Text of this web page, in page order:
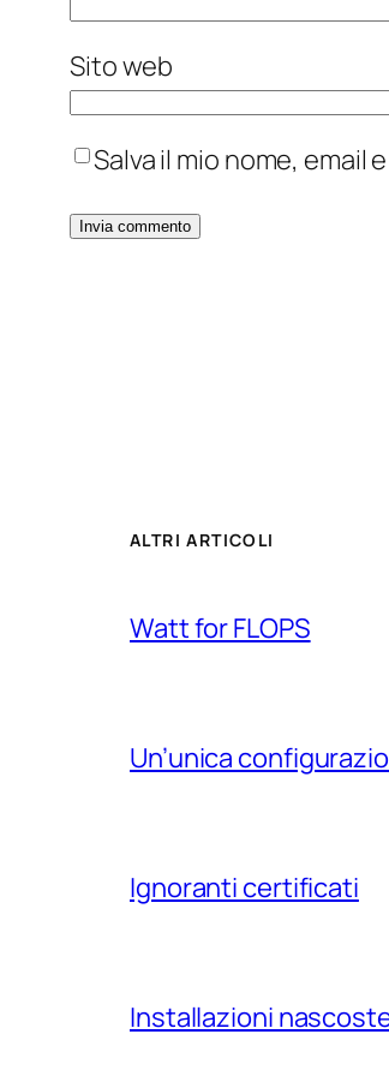
Sito web
Salva il mio nome,
ALTRI ARTICOLI
Watt for FLOPS
Un’unica
Ignoranti certificati
Installazioni